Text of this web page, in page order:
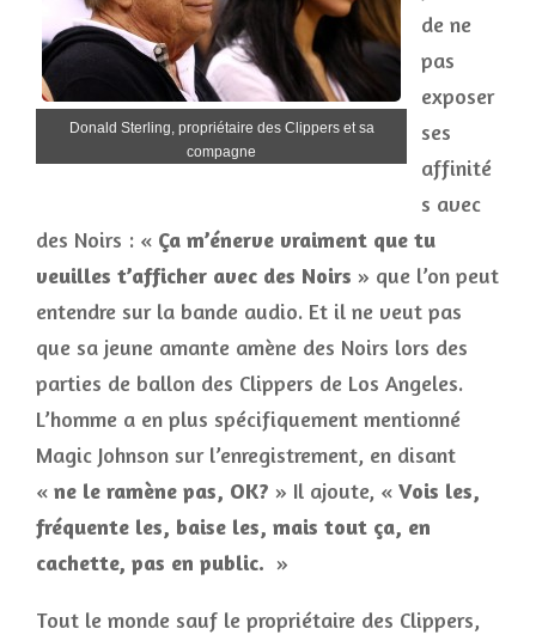
Donald Sterling, propriétaire des Clippers et sa
compagne
de ne
pas
exposer
ses
affinité
s avec
des Noirs : « Ça m’énerve vraiment que tu
veuilles t’afficher avec des Noirs » que l’on peut
entendre sur la bande audio. Et il ne veut pas
que sa jeune amante amène des Noirs lors des
parties de ballon des Clippers de Los Angeles.
L’homme a en plus spécifiquement mentionné
Magic Johnson sur l’enregistrement, en disant
« ne le ramène pas, OK? » Il ajoute, « Vois les,
fréquente les, baise les, mais tout ça, en
cachette, pas en public. »
Tout le monde sauf le propriétaire des Clippers,